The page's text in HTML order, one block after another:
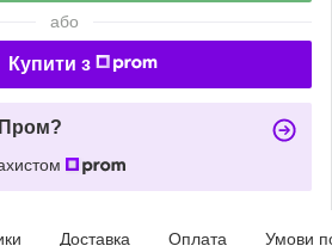
або
Купити з
Пром?
Доставка Оплата Умови